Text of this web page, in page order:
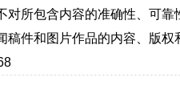
对所包含内容的准确性、可
稿件和图片作品的内容、版